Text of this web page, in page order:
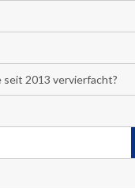
2013 vervierfacht?